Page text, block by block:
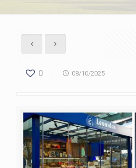
0 08/10/2025